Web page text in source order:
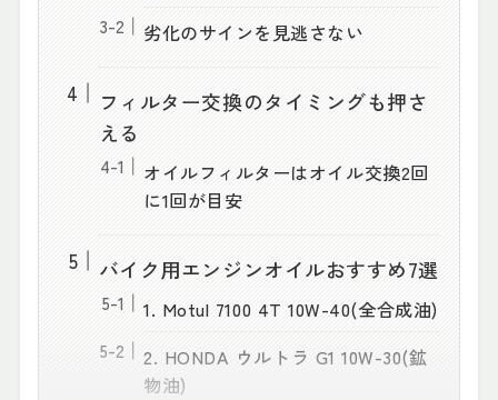
劣化のサインを見逃さない
フィルター交換のタイミングも押さ
える
オイルフィルターはオイル交換2回
に1回が目安
バイク用エンジンオイルおすすめ7選
1. Motul 7100 4T 10W-40(全合成油)
2. HONDA ウルトラ G1 10W-30(鉱
物油)